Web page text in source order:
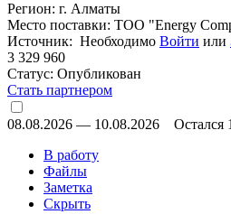
Регион: г. Алматы
Место поставки: ТОО "Energy
Источник: Необходимо Войти или
3 329 960
Статус: Опубликован
Стать партнером
08.08.2026 — 10.08.2026
Остался
В работу
Файлы
Заметка
Скрыть